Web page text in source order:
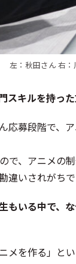
左：秋田さん 右：
スキルを持っ
応募段階で、
で、アニメの
いされがち
もいる中で
メを作る」と